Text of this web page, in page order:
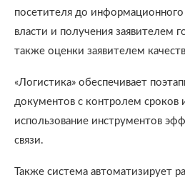
посетителя до
власти и получения заявителем
также оценки заявителем
«Логистика» обеспечивает
документов с контролем сроков
использование инструментов
связи.
Также система автоматизирует